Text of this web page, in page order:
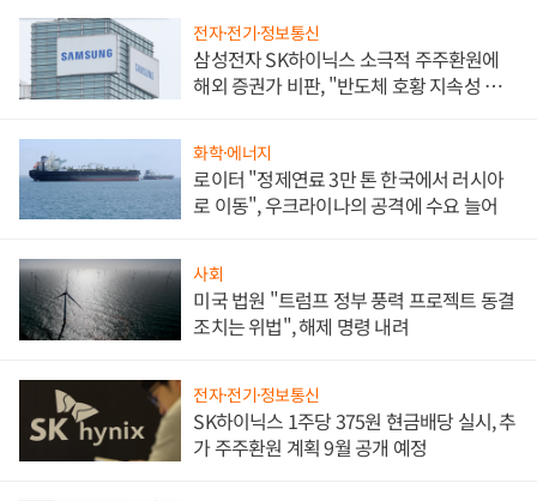
전자·전기·정보통신
삼성전자 SK하이닉스 소극적 주주환원에
해외 증권가 비판, "반도체 호황 지속성 의
화학·에너지
로이터 "정제연료 3만 톤 한국에서 러시아
로 이동", 우크라이나의 공격에 수요 늘어
사회
미국 법원 "트럼프 정부 풍력 프로젝트 동결
조치는 위법", 해제 명령 내려
전자·전기·정보통신
SK하이닉스 1주당 375원 현금배당 실시, 추
가 주주환원 계획 9월 공개 예정